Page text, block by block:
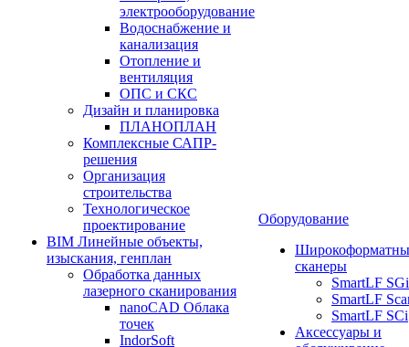
электрооборудование
Водоснабжение и
канализация
Отопление и
вентиляция
ОПС и СКС
Дизайн и планировка
ПЛАНОПЛАН
Комплексные САПР-
решения
Организация
строительства
Технологическое
проектирование
BIM Линейные объекты,
изыскания, генплан
Обработка данных
лазерного сканирования
nanoCAD Облака
точек
IndorSoft
Оборудование
сканеры
SmartLF SGi
SmartLF
SmartLF SCi
Аксессуары и